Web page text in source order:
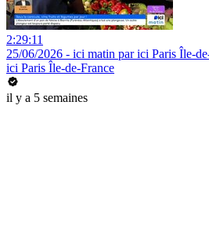
2:29:11
25/06/2026 - ici matin par ici Paris Île-
ici Paris Île-de-France
il y a 5 semaines